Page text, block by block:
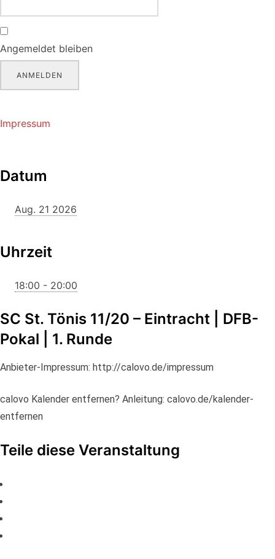
Angemeldet bleiben
ANMELDEN
Impressum
Datum
Aug. 21 2026
Uhrzeit
18:00 - 20:00
SC St. Tönis 11/20 – Eintracht | DFB-
Pokal | 1. Runde
Anbieter-Impressum: http://calovo.de/impressum
calovo Kalender entfernen? Anleitung: calovo.de/kalender-
entfernen
Teile diese Veranstaltung